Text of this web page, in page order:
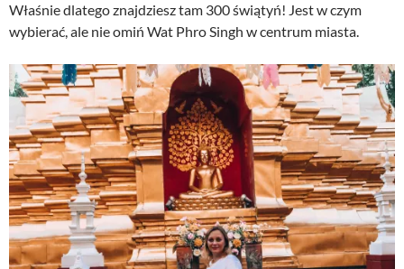
Właśnie dlatego znajdziesz tam 300 świątyń! Jest w czym
wybierać, ale nie omiń Wat Phro Singh w centrum miasta.